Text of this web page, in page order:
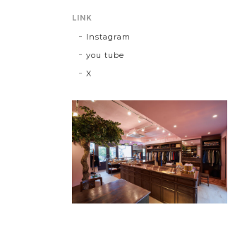
LINK
Instagram
you tube
X